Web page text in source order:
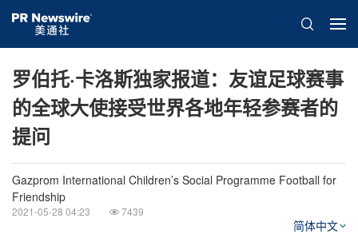
罗伯托·卡洛斯独家报道：友谊足球赛事
的全球大使接受世界各地年轻参赛者的
提问
Gazprom International Children’s Social Programme Football for
Friendship
2021-05-28 04:23 7439
简体中文